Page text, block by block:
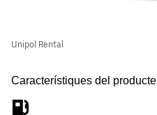
Unipol Rental
Característiques del producte